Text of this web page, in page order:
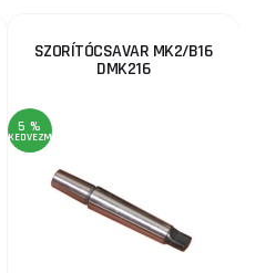
SZORÍTÓCSAVAR MK2/B16
DMK216
5 %
KEDVEZMÉNY